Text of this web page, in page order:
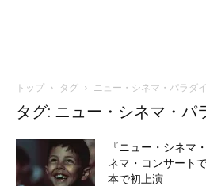
トップ タグ ニュー・シネマ・パラダ
タグ: ニュー・シネマ・パ
『ニュー・シネマ
ネマ・コンサート
本で初上演